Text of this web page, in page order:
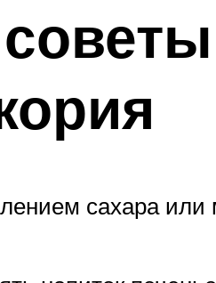
сахара